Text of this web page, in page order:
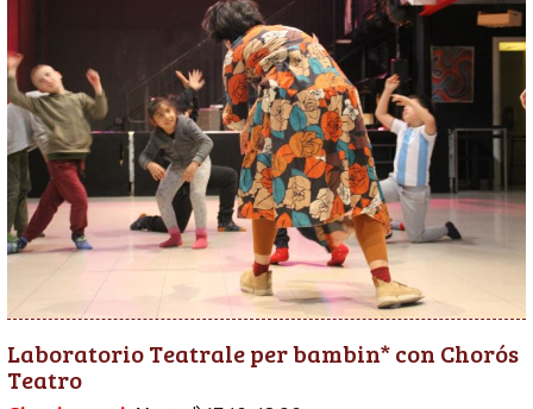
Laboratorio Teatrale per bambin* con Chorós
Teatro